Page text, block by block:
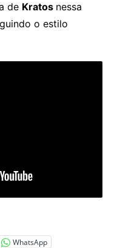
de Kratos nessa
o estilo
WhatsApp